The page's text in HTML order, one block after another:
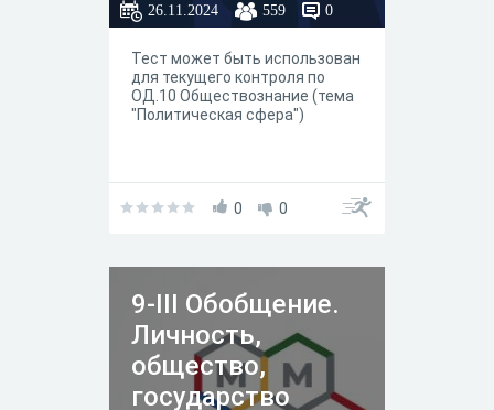
ВАВАВАВАВАВАВАВАВАВАВАВ
АВАВАВАВАВАВАВАВАВАВАВА
ВАВАВАВАВАВАВАВАВАВАВПР
ПРПРПРПРПРВОПЛ
26.11.2024 559 0
Тест может быть использован
для текущего контроля по
ОД.10 Обществознание (тема
"Политическая сфера")
0 0
9-III Обобщение.
Личность,
общество,
государство